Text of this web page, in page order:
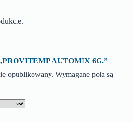
AUTOMIX 6G.”
opublikowany. Wymagane pola są